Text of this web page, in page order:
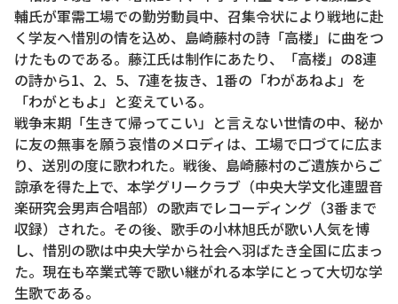
輔氏が軍需工場での勤労動員中、召集令状により戦地に赴
く学友へ惜別の情を込め、島崎藤村の詩「高楼」に曲をつ
けたものである。藤江氏は制作にあたり、「高楼」の8連
の詩から1、2、5、7連を抜き、1番の「わがあねよ」を
「わがともよ」と変えている。
戦争末期「生きて帰ってこい」と言えない世情の中、秘か
に友の無事を願う哀惜のメロディは、工場で口づてに広ま
り、送別の度に歌われた。戦後、島崎藤村のご遺族からご
諒承を得た上で、本学グリークラブ（中央大学文化連盟音
楽研究会男声合唱部）の歌声でレコーディング（3番まで
収録）された。その後、歌手の小林旭氏が歌い人気を博
し、惜別の歌は中央大学から社会へ羽ばたき全国に広まっ
た。現在も卒業式等で歌い継がれる本学にとって大切な学
生歌である。